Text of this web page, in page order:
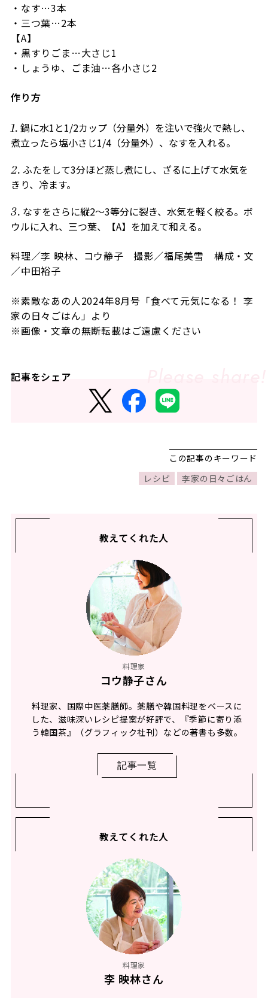
・なす…3本
・三つ葉…2本
【A】
・黒すりごま…大さじ1
・しょうゆ、ごま油…各小さじ2
作り方
鍋に水1と1/2カップ（分量外）を注いで強火で熱し、
煮立ったら塩小さじ1/4（分量外）、なすを入れる。
ふたをして3分ほど蒸し煮にし、ざるに上げて水気を
きり、冷ます。
なすをさらに縦2～3等分に裂き、水気を軽く絞る。ボ
ウルに入れ、三つ葉、【A】を加えて和える。
料理／李 映林、コウ静子 撮影／福尾美雪 構成・文
／中田裕子
※素敵なあの人2024年8月号「食べて元気になる！ 李
家の日々ごはん」より
※画像・文章の無断転載はご遠慮ください
記事をシェア
この記事のキーワード
レシピ
李家の日々ごはん
教えてくれた人
料理家
コウ静子さん
料理家、国際中医薬膳師。薬膳や韓国料理をベースに
した、滋味深いレシピ提案が好評で、『季節に寄り添
う韓国茶』（グラフィック社刊）などの著書も多数。
記事一覧
教えてくれた人
料理家
李 映林さん